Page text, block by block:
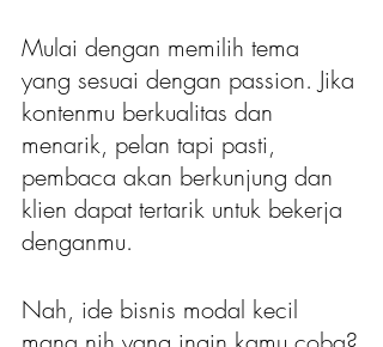
Mulai dengan memilih tema
yang sesuai dengan passion. Jika
kontenmu berkualitas dan
menarik, pelan tapi pasti,
pembaca akan berkunjung dan
klien dapat tertarik untuk bekerja
denganmu.
Nah, ide bisnis modal kecil